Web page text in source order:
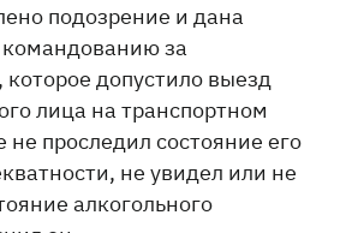
подозрение и дана
за
которое допустило выезд
лица на транспортном
не проследил состояние его
не увидел или не
алкогольного